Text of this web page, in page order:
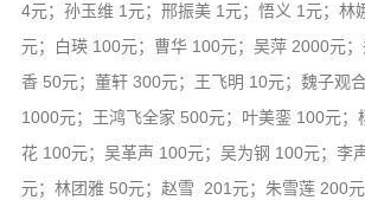
4元；孙玉维 1元；邢振美 1元；悟义 1元；林
元；白瑛 100元；曹华 100元；吴萍 2000元
香 50元；董轩 300元；王飞明 10元；魏子观
1000元；王鸿飞全家 500元；叶美銮 100元；
花 100元；吴革声 100元；吴为钢 100元；李
元；林团雅 50元；赵雪 201元；朱雪莲 200元